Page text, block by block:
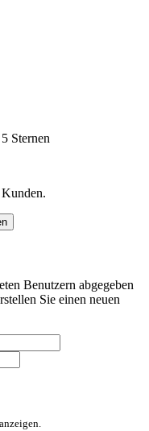
Sternen
Benutzern abgegeben
Sie einen neuen